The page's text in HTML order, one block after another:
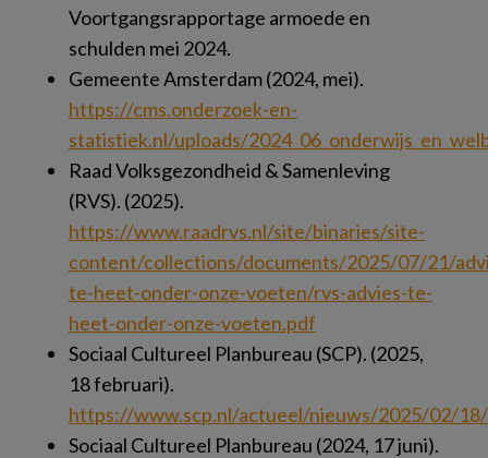
Voortgangsrapportage armoede en
schulden mei 2024.
Gemeente Amsterdam (2024, mei).
https://cms.onderzoek-en-
statistiek.nl/uploads/
Raad Volksgezondheid & Samenleving
(RVS). (2025).
https://www.raadrvs.nl/site/binaries/site-
content/collections/documents/2025/07/21/
te-heet-onder-onze-voeten/rvs-advies-te-
heet-onder-onze-voeten.pdf
Sociaal Cultureel Planbureau (SCP). (2025,
18 februari).
https://www.scp.nl/actueel/nieuws/2025/02/
Sociaal Cultureel Planbureau (2024, 17 juni).